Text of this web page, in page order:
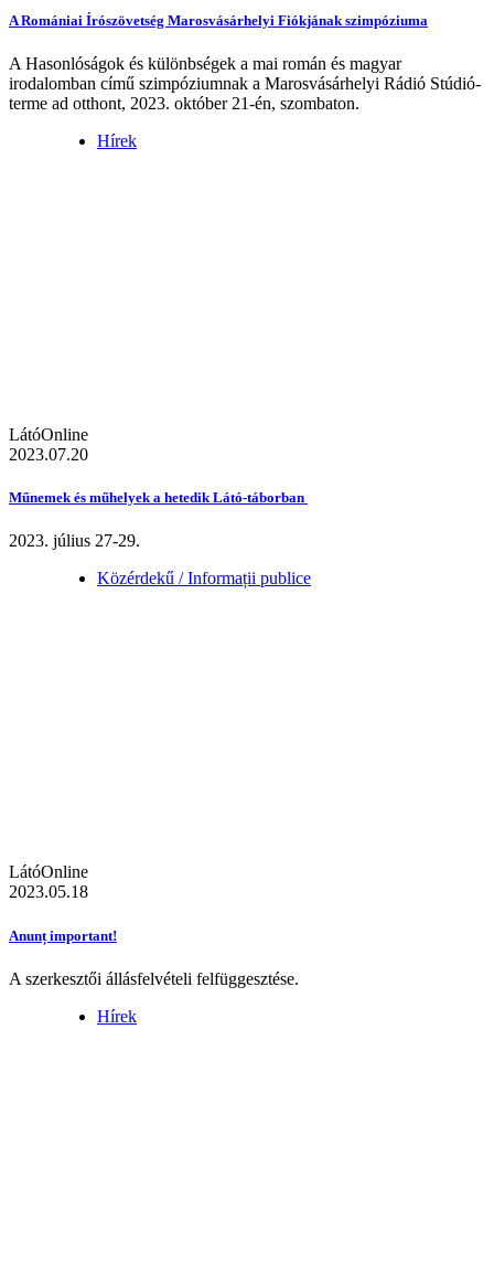
A Romániai Írószövetség Marosvásárhelyi Fiókjának szimpóziuma
A Hasonlóságok és különbségek a mai román és magyar
irodalomban című szimpóziumnak a Marosvásárhelyi Rádió Stúdió-
terme ad otthont, 2023. október 21-én, szombaton.
Hírek
LátóOnline
2023.07.20
Műnemek és műhelyek a hetedik Látó-táborban
2023. július 27-29.
Közérdekű / Informații publice
LátóOnline
2023.05.18
Anunț important!
A szerkesztői állásfelvételi felfüggesztése.
Hírek